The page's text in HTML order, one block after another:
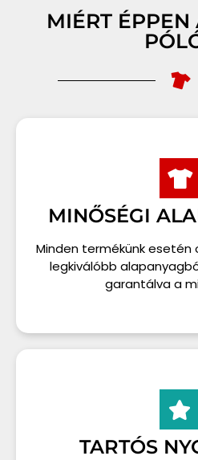
MIÉRT ÉPPEN
MINŐSÉGI
Minden termékünk esetén
legkiválóbb
garantálva a
TARTÓS